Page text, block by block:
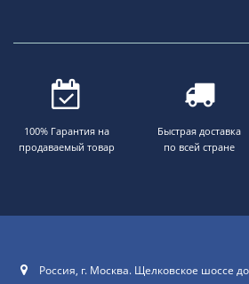
100% Гарантия на
продаваемый товар
Быстрая доставка
по всей стране
Россия, г. Москва. Щелковское шоссе